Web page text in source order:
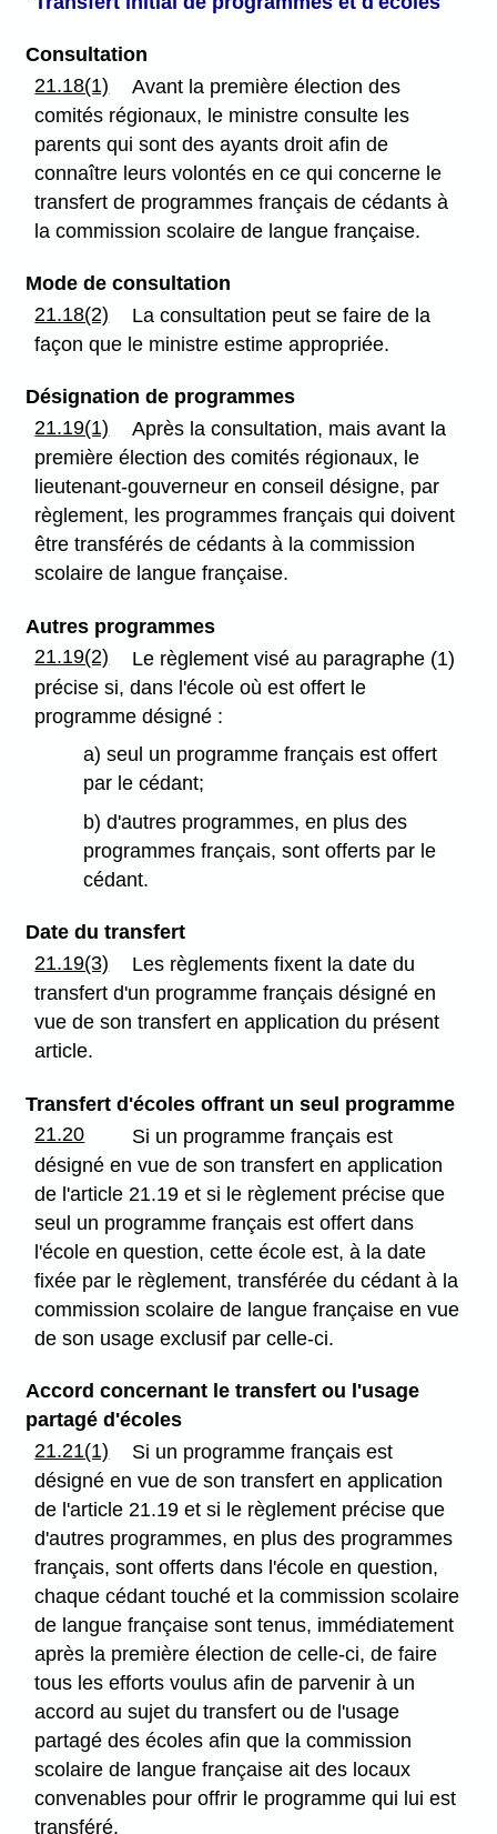
Consultation
21.18(1)
Avant la première élection des
comités régionaux, le ministre consulte les
parents qui sont des ayants droit afin de
connaître leurs volontés en ce qui concerne le
transfert de programmes français de cédants à
la commission scolaire de langue française.
Mode de consultation
21.18(2)
La consultation peut se faire de la
façon que le ministre estime appropriée.
Désignation de programmes
21.19(1)
Après la consultation, mais avant la
première élection des comités régionaux, le
lieutenant-gouverneur en conseil désigne, par
règlement, les programmes français qui doivent
être transférés de cédants à la commission
scolaire de langue française.
Autres programmes
21.19(2)
Le règlement visé au paragraphe (1)
précise si, dans l'école où est offert le
programme désigné :
a) seul un programme français est offert
par le cédant;
b) d'autres programmes, en plus des
programmes français, sont offerts par le
cédant.
Date du transfert
21.19(3)
Les règlements fixent la date du
transfert d'un programme français désigné en
vue de son transfert en application du présent
article.
Transfert d'écoles offrant un seul programme
21.20
Si un programme français est
désigné en vue de son transfert en application
de l'article 21.19 et si le règlement précise que
seul un programme français est offert dans
l'école en question, cette école est, à la date
fixée par le règlement, transférée du cédant à la
commission scolaire de langue française en vue
de son usage exclusif par celle-ci.
Accord concernant le transfert ou l'usage
partagé d'écoles
21.21(1)
Si un programme français est
désigné en vue de son transfert en application
de l'article 21.19 et si le règlement précise que
d'autres programmes, en plus des programmes
français, sont offerts dans l'école en question,
chaque cédant touché et la commission scolaire
de langue française sont tenus, immédiatement
après la première élection de celle-ci, de faire
tous les efforts voulus afin de parvenir à un
accord au sujet du transfert ou de l'usage
partagé des écoles afin que la commission
scolaire de langue française ait des locaux
convenables pour offrir le programme qui lui est
transféré.